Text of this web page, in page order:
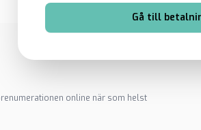
Gå till
online när som helst